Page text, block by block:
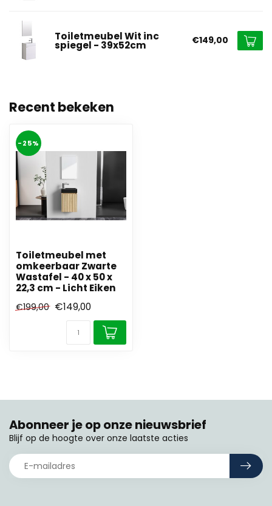
Toiletmeubel Wit inc
spiegel - 39x52cm €149,00
Recent bekeken
-25%
Toiletmeubel met
omkeerbaar Zwarte
Wastafel - 40 x 50 x
22,3 cm - Licht Eiken
€199,00 €149,00
Abonneer je op onze nieuwsbrief
Blijf op de hoogte over onze laatste acties